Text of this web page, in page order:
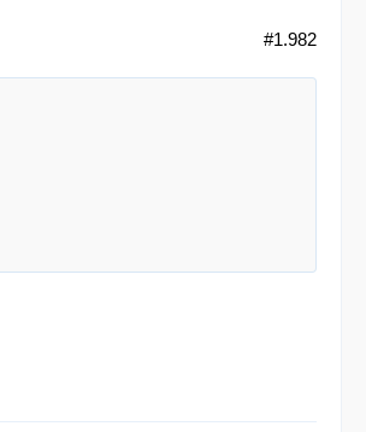
#1.982